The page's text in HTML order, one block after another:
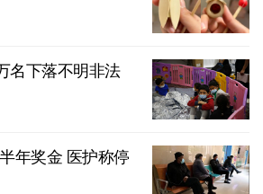
名下落不明非法
年奖金 医护称停